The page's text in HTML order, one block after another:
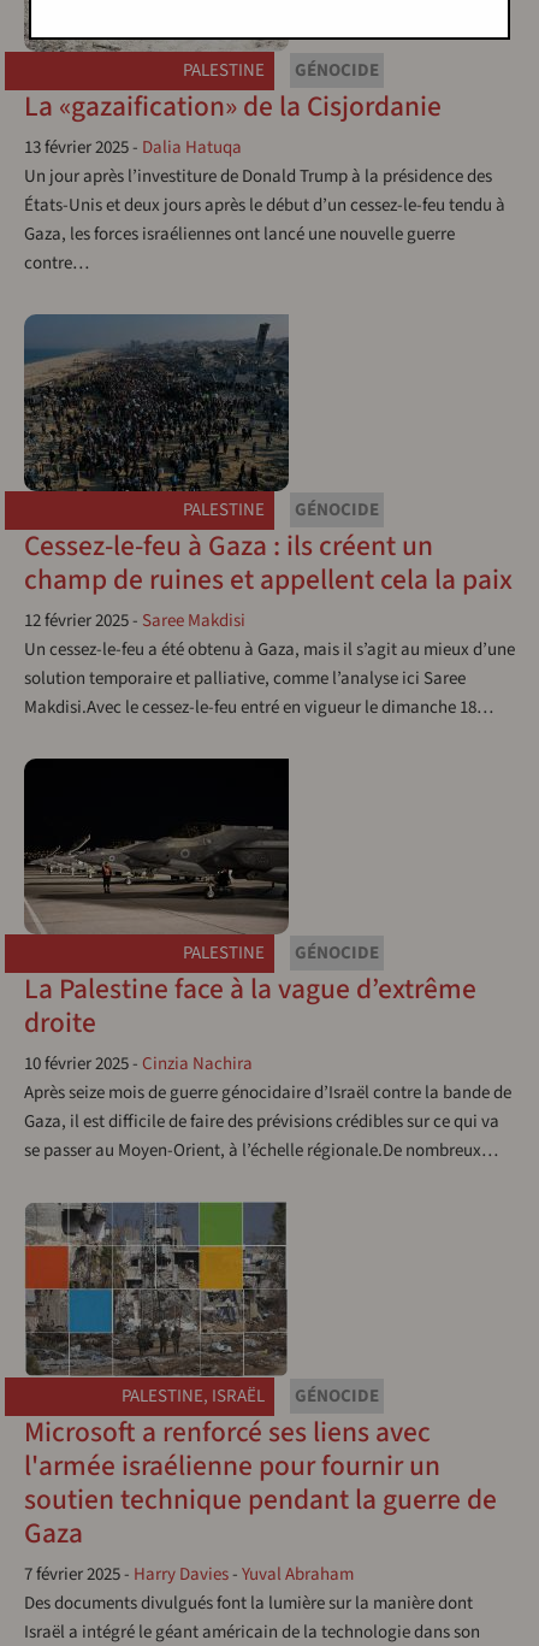
PALESTINE GÉNOCIDE
La «gazaification» de la Cisjordanie
13 février 2025- Dalia Hatuqa
Un jour après l’investiture de Donald Trump à la présidence des
États-Unis et deux jours après le début d’un cessez-le-feu tendu à
Gaza, les forces israéliennes ont lancé une nouvelle guerre
contre…
PALESTINE GÉNOCIDE
Cessez-le-feu à Gaza : ils créent un
champ de ruines et appellent cela la paix
12 février 2025- Saree Makdisi
Un cessez-le-feu a été obtenu à Gaza, mais il s’agit au mieux d’une
solution temporaire et palliative, comme l’analyse ici Saree
Makdisi.Avec le cessez-le-feu entré en vigueur le dimanche 18…
PALESTINE GÉNOCIDE
La Palestine face à la vague d’extrême
droite
10 février 2025- Cinzia Nachira
Après seize mois de guerre génocidaire d’Israël contre la bande de
Gaza, il est difficile de faire des prévisions crédibles sur ce qui va
se passer au Moyen-Orient, à l’échelle régionale.De nombreux…
PALESTINE, ISRAËL GÉNOCIDE
Microsoft a renforcé ses liens avec
l'armée israélienne pour fournir un
soutien technique pendant la guerre de
Gaza
7 février 2025- Harry Davies-Yuval Abraham
Des documents divulgués font la lumière sur la manière dont
Israël a intégré le géant américain de la technologie dans son